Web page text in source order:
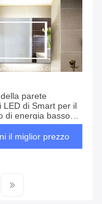
parete
LED di Smart per il
di energia basso
il miglior prezzo